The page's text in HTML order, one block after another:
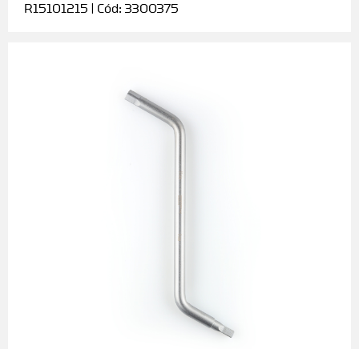
R15101215 | Cód: 3300375